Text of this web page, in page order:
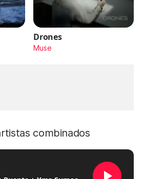
Drones
Muse
combinados